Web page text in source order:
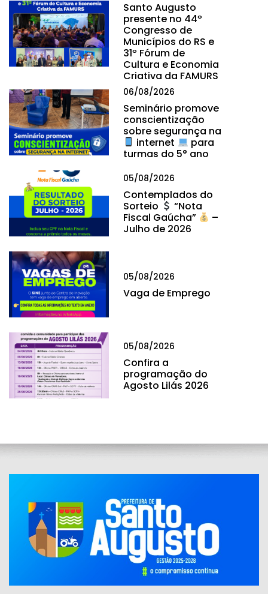
Santo Augusto
presente no 44º
Congresso de
Municípios do RS e
31º Fórum de
Cultura e Economia
Criativa da FAMURS
06/08/2026
Seminário promove
conscientização
sobre segurança na
internet
para
turmas do 5° ano
05/08/2026
Contemplados do
Sorteio
“Nota
Fiscal Gaúcha”
–
Julho de 2026
05/08/2026
Vaga de Emprego
05/08/2026
Confira a
programação do
Agosto Lilás 2026